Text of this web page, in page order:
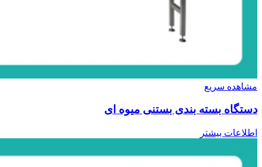
مشاهده سریع
دستگاه بسته بندی بستنی میوه ای
اطلاعات بیشتر